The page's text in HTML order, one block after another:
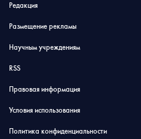
Редакция
Размещение рекламы
Научным учреждениям
RSS
Правовая информация
Условия использования
Политика конфиденциальности